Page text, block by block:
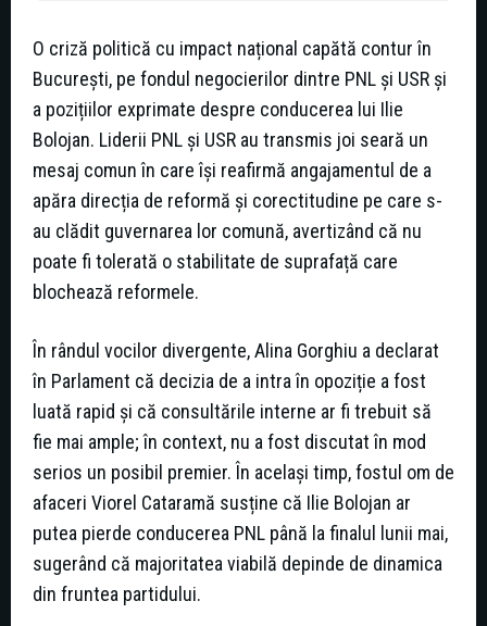
O criză politică cu impact național capătă contur în
București, pe fondul negocierilor dintre PNL și USR și
a pozițiilor exprimate despre conducerea lui Ilie
Bolojan. Liderii PNL și USR au transmis joi seară un
mesaj comun în care își reafirmă angajamentul de a
apăra direcția de reformă și corectitudine pe care s-
au clădit guvernarea lor comună, avertizând că nu
poate fi tolerată o stabilitate de suprafață care
blochează reformele.
În rândul vocilor divergente, Alina Gorghiu a declarat
în Parlament că decizia de a intra în opoziție a fost
luată rapid și că consultările interne ar fi trebuit să
fie mai ample; în context, nu a fost discutat în mod
serios un posibil premier. În același timp, fostul om de
afaceri Viorel Cataramă susține că Ilie Bolojan ar
putea pierde conducerea PNL până la finalul lunii mai,
sugerând că majoritatea viabilă depinde de dinamica
din fruntea partidului.